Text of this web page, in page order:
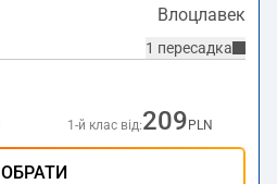
Влоцлавек
1 пересадка
1-й клас від:209 PLN
ОБРАТИ